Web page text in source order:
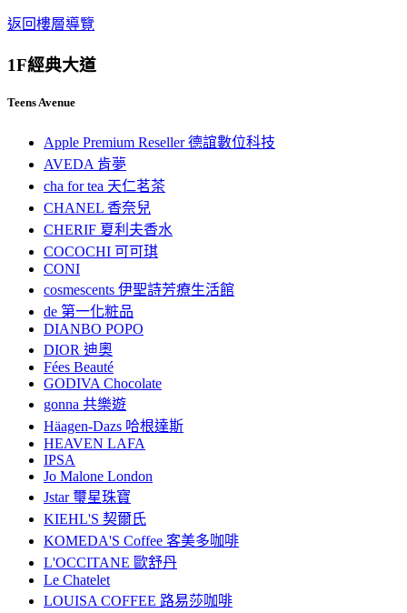
返回樓層導覽
1F經典大道
Teens Avenue
Apple Premium Reseller 德誼數位科技
AVEDA 肯夢
cha for tea 天仁茗茶
CHANEL 香奈兒
CHERIF 夏利夫香水
COCOCHI 可可琪
CONI
cosmescents 伊聖詩芳療生活館
de 第一化粧品
DIANBO POPO
DIOR 迪奧
Fées Beauté
GODIVA Chocolate
gonna 共樂遊
Häagen-Dazs 哈根達斯
HEAVEN LAFA
IPSA
Jo Malone London
Jstar 璽星珠寶
KIEHL'S 契爾氏
KOMEDA'S Coffee 客美多咖啡
L'OCCITANE 歐舒丹
Le Chatelet
LOUISA COFFEE 路易莎咖啡